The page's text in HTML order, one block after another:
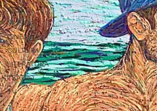
ARTE
MÚSICA
CINEMA
CULTURA
LITERATURA
TEATRO
TV